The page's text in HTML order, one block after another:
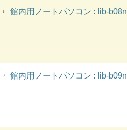
6 館内用ノートパソコン : lib-b08n
7 館内用ノートパソコン : lib-b09n